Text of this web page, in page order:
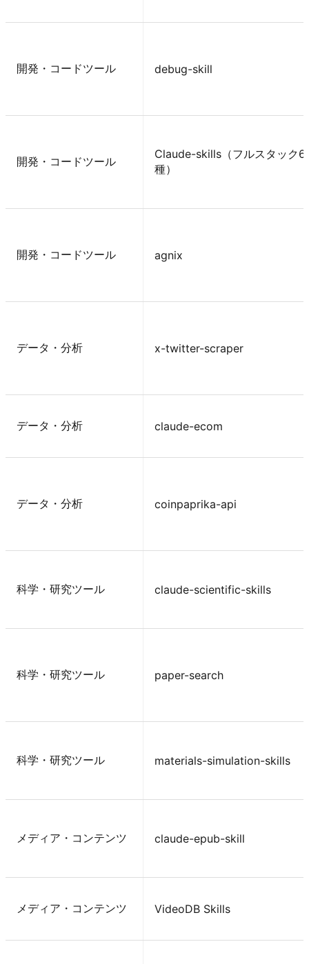
開発・コードツール debug-skill
開発・コードツール
Claude-skills（フルスタック
種）
開発・コードツール agnix
データ・分析 x-twitter-scraper
データ・分析 claude-ecom
データ・分析 coinpaprika-api
科学・研究ツール claude-scientific-skills
科学・研究ツール paper-search
科学・研究ツール materials-simulation-skills
メディア・コンテンツ claude-epub-skill
メディア・コンテンツ VideoDB Skills